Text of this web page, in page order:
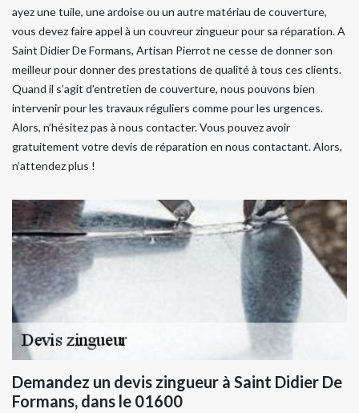
ayez une tuile, une ardoise ou un autre matériau de couverture,
vous devez faire appel à un couvreur zingueur pour sa réparation. A
Saint Didier De Formans, Artisan Pierrot ne cesse de donner son
meilleur pour donner des prestations de qualité à tous ces clients.
Quand il s’agit d’entretien de couverture, nous pouvons bien
intervenir pour les travaux réguliers comme pour les urgences.
Alors, n’hésitez pas à nous contacter. Vous pouvez avoir
gratuitement votre devis de réparation en nous contactant. Alors,
n’attendez plus !
Demandez un devis zingueur à Saint Didier De
Formans, dans le 01600